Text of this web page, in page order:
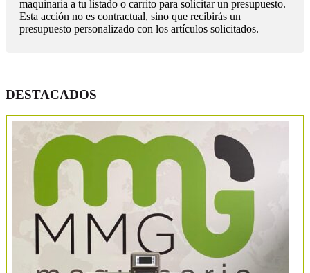
maquinaria a tu listado o carrito para solicitar un presupuesto.
Esta acción no es contractual, sino que recibirás un
presupuesto personalizado con los artículos solicitados.
DESTACADOS